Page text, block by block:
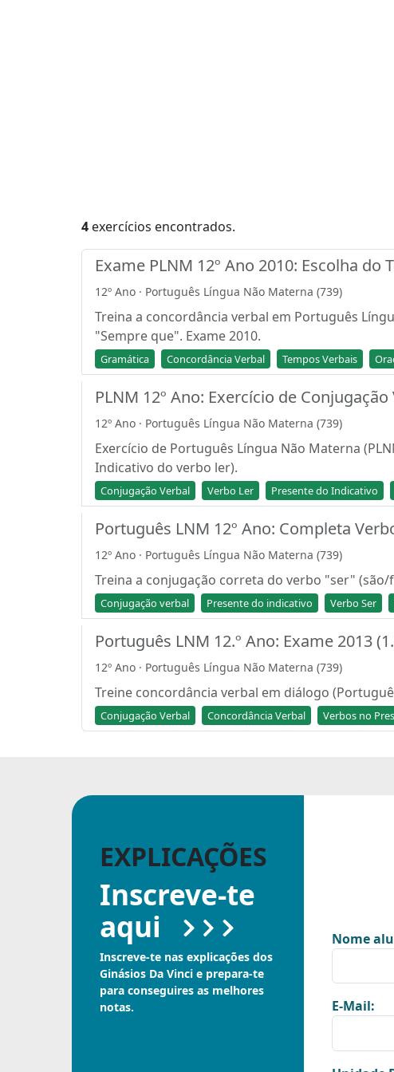
4 exercícios encontrados.
Exame PLNM 12º Ano 2010: Escolha do
12º Ano · Português Língua Não Materna (739)
Treina a concordância verbal em Português
"Sempre que". Exame 2010.
Gramática Concordância Verbal Tempos Verbais
PLNM 12º Ano: Exercício de
12º Ano · Português Língua Não Materna (739)
Exercício de Português Língua Não Materna
Indicativo do verbo ler).
Conjugação Verbal Verbo Ler Presente do Indicativo
Português LNM 12º Ano: Completa
12º Ano · Português Língua Não Materna (739)
Treina a conjugação correta do verbo "ser" (são/
Conjugação verbal Presente do indicativo Verbo Ser
Português LNM 12.º Ano: Exame 2013
12º Ano · Português Língua Não Materna (739)
Treine concordância verbal em diálogo
Conjugação Verbal Concordância Verbal Verbos no
EXPLICAÇÕES
Inscreve-te
aqui
Inscreve-te nas explicações dos
Ginásios Da Vinci e prepara-te
para conseguires as melhores
notas.
Nome
E-Mail: